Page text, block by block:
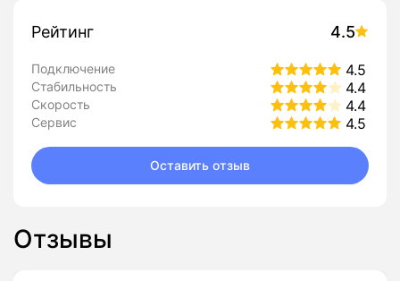
Рейтинг 4.5
Подключение 4.5
Стабильность 4.4
Скорость 4.4
Сервис 4.5
Оставить отзыв
Отзывы